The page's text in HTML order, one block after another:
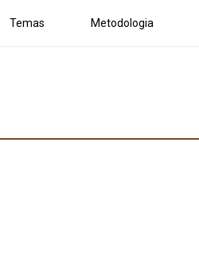
Temas Metodologia